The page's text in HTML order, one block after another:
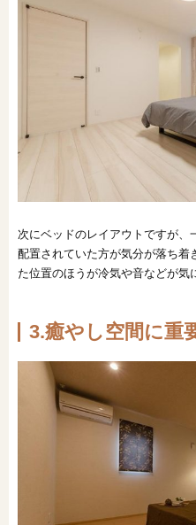
次にベッドのレイアウトですが、
配置されていた方が気分が落ち着
た位置のほうが冷気や音などが気
3.癒やし空間に重